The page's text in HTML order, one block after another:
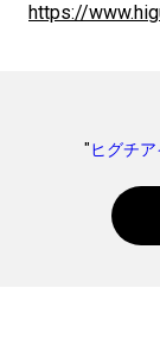
https://
"ヒグチア